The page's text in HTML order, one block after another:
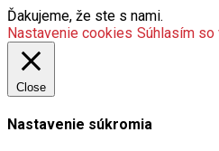
Ďakujeme, že ste s nami.
Nastavenie cookies Súhlasím so
Close
Nastavenie súkromia